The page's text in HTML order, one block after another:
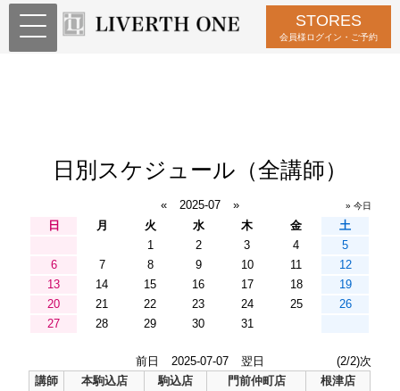
STORES
会員様ログイン・ご予約
日別スケジュール（全講師）
« 2025-07 » » 今日
日 月 火 水 木 金
土
1
2 3 4
5
6
7 8 9 10 11
12
13
14 15 16 17 18
19
20
21 22 23 24 25
26
27
28 29 30 31
前日 2025-07-07 翌日
(2/2)次
講師
本駒込店 駒込店 門前仲町店
根津店